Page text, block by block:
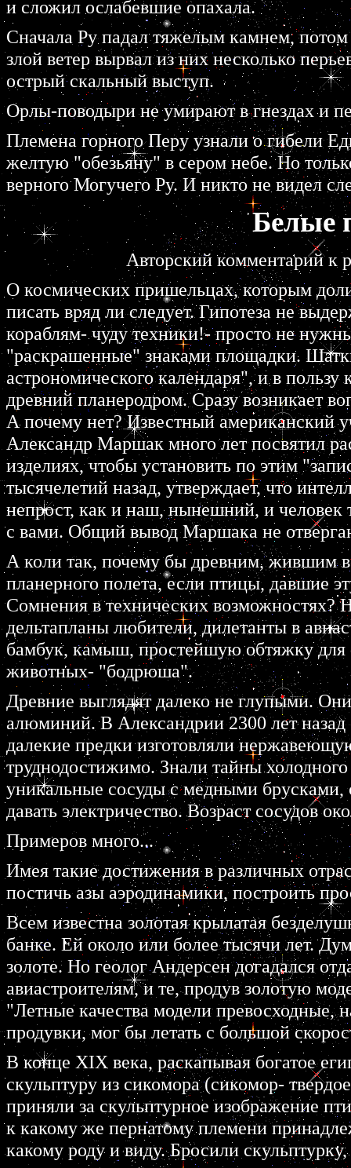
и сложил ослабевшие опахала.
Сначала Ру падал тяжелым камнем, потом
злой ветер вырвал из них несколько
острый скальный выступ.
Орлы-поводыри не умирают в гнездах и
Племена горного Перу узнали о гибели
желтую "обезьяну" в сером небе. Но
верного Могучего Ру. И никто не видел
Белые
Авторский комментарий к
О космических пришельцах, которым
писать вряд ли следует. Гипотеза не
кораблям- чуду техники!- просто не
"раскрашенные" знаками площадки.
астрономического календаря", и в пользу
древний планеродром. Сразу возникает
А почему нет? Известный американский
Александр Маршак много лет посвятил
изделиях, чтобы установить по этим
тысячелетий назад, утверждает, что
непрост, как и наш, нынешний, и человек
с вами. Общий вывод Маршака не
А коли так, почему бы древним, жившим
планерного полета, если птицы, давшие
Сомнения в технических возможностях?
дельтапланы любители, дилетанты в
бамбук, камыш, простейшую обтяжку
животных- "бодрюша".
Древние выглядят далеко не глупыми.
алюминий. В Александрии 2300 лет
далекие предки изготовляли
труднодостижимо. Знали тайны
уникальные сосуды с медными
давать электричество. Возраст сосудов
Примеров много...
Имея такие достижения в различных
постичь азы аэродинамики, построить
Всем известна золотая крылатая
банке. Ей около или более тысячи лет.
золоте. Но геолог Андерсен догадался
авиастроителям, и те, продув золотую
"Летные качества модели превосходные,
продувки, мог бы летать с большой
В конце XIX века, раскапывая богатое
скульптуру из сикомора (сикомор-
приняли за скульптурное изображение
к какому же пернатому племени
какому роду и виду. Бросили